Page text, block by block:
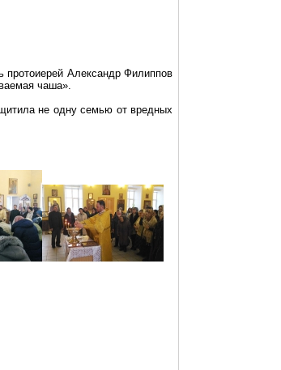
протоиерей Александр Филиппов
чаша».
не одну семью от вредных